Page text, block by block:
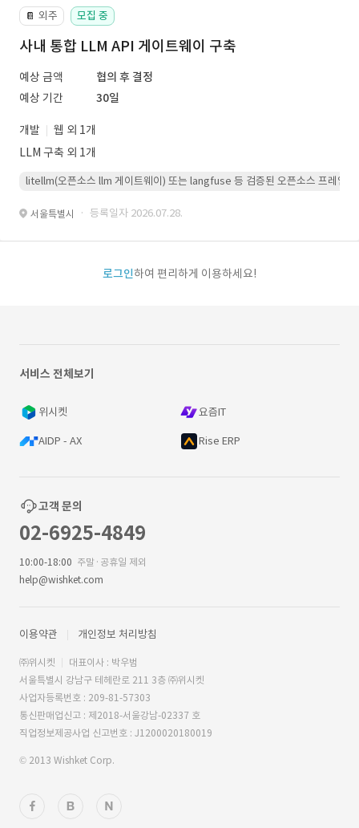
📔 외주 모집 중
사내 통합 LLM API 게이트웨이 구축
예상 금액
협의 후 결정
예상 기간
30일
개발
웹 외 1개
LLM 구축 외 1개
litellm(오픈소스 llm 게이트웨이) 또는 langfuse 등 검증된 오픈소스 프레임워
서울특별시 · 등록일자 2026.07.28.
로그인하여 편리하게 이용하세요!
서비스 전체보기
위시켓 요즘IT
AIDP - AX Rise ERP
고객 문의
02-6925-4849
10:00-18:00 주말·공휴일 제외
help@wishket.com
이용약관 개인정보 처리방침
㈜위시켓
대표이사 : 박우범
서울특별시 강남구 테헤란로 211 3층 ㈜위시켓
사업자등록번호 : 209-81-57303
통신판매업신고 : 제2018-서울강남-02337 호
직업정보제공사업 신고번호 : J1200020180019
© 2013 Wishket Corp.